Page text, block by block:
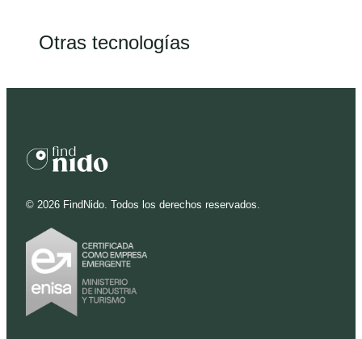
Otras tecnologías
© 2026 FindNido. Todos los derechos reservados.